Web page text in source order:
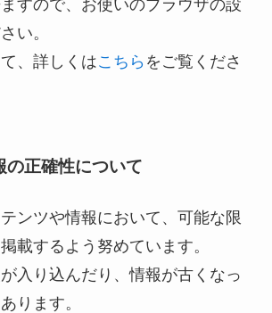
すので、お使いのブラウザの設
い。
、詳しくはこちら をご覧くださ
の正確性について
ンツや情報において、可能な限
載するよう努めています。
入り込んだり、情報が古くなっ
ります。